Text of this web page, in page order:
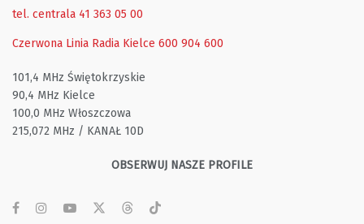
tel. centrala 41 363 05 00
Czerwona Linia Radia Kielce 600 904 600
101,4 MHz Świętokrzyskie
90,4 MHz Kielce
100,0 MHz Włoszczowa
215,072 MHz / KANAŁ 10D
OBSERWUJ NASZE PROFILE